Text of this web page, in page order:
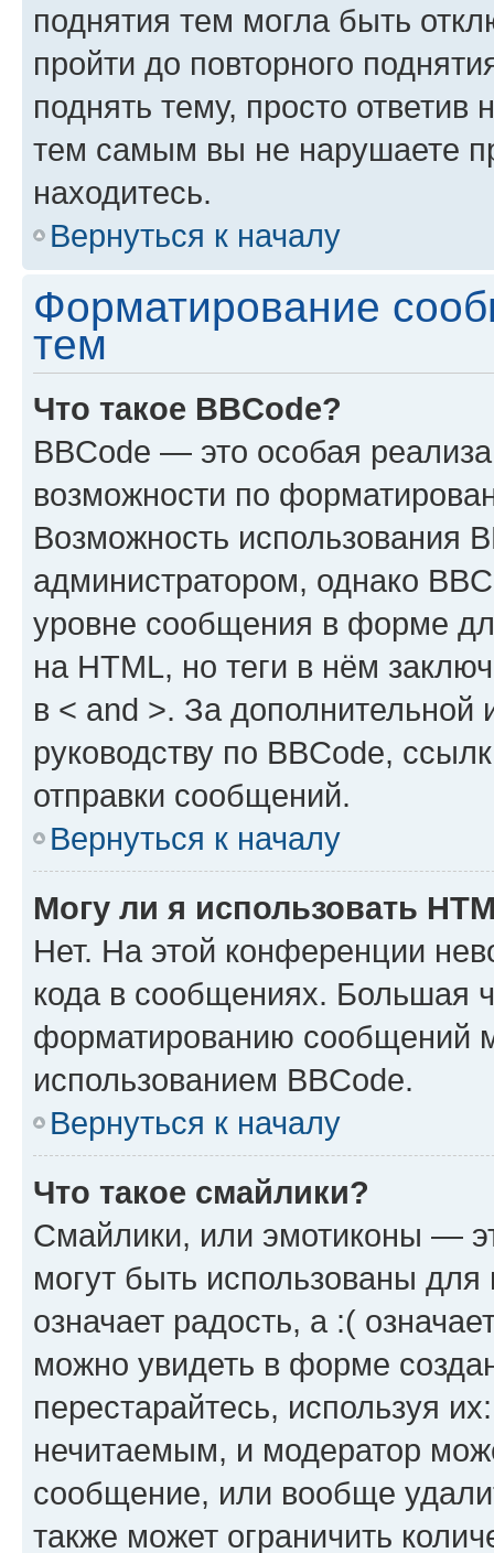
поднятия тем могла быть
пройти до повторного
поднять тему, просто ответив
тем самым вы не нарушаете
находитесь.
Вернуться к началу
Форматирование
тем
Что такое BBCode?
BBCode — это особая
возможности по
Возможность использования
администратором, однако
уровне сообщения в форме
на HTML, но теги в нём
в < and >. За
руководству по BBCode,
отправки сообщений.
Вернуться к началу
Могу ли я использовать
Нет. На этой конференции
кода в сообщениях. Большая
форматированию сообщений
использованием BBCode.
Вернуться к началу
Что такое смайлики?
Смайлики, или эмотиконы —
могут быть использованы
означает радость, а :(
можно увидеть в форме
перестарайтесь, используя
нечитаемым, и модератор
сообщение, или вообще
также может ограничить